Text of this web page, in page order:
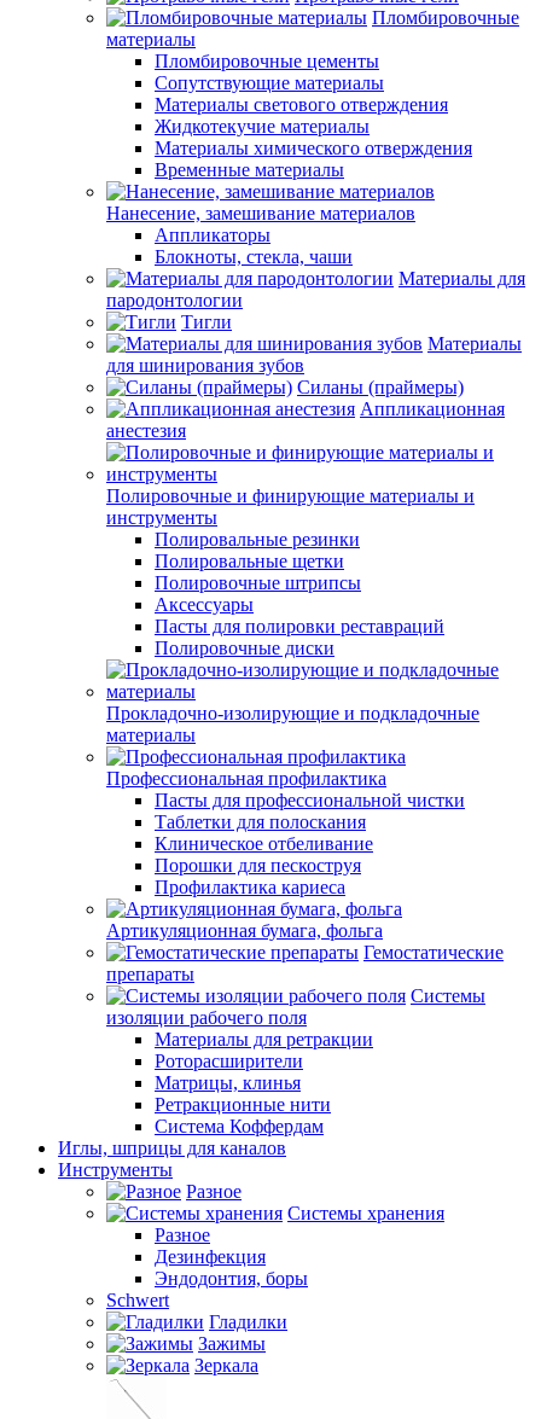
Пломбировочные
материалы
Пломбировочные цементы
Сопутствующие материалы
Материалы светового отверждения
Жидкотекучие материалы
Материалы химического отверждения
Временные материалы
Нанесение, замешивание материалов
Аппликаторы
Блокноты, стекла, чаши
Материалы для
пародонтологии
Тигли
Материалы
для шинирования зубов
Силаны (праймеры)
Аппликационная
анестезия
Полировочные и финирующие материалы и
инструменты
Полировальные резинки
Полировальные щетки
Полировочные штрипсы
Аксессуары
Пасты для полировки реставраций
Полировочные диски
Прокладочно-изолирующие и подкладочные
материалы
Профессиональная профилактика
Пасты для профессиональной чистки
Таблетки для полоскания
Клиническое отбеливание
Порошки для пескоструя
Профилактика кариеса
Артикуляционная бумага, фольга
Гемостатические
препараты
Системы
изоляции рабочего поля
Материалы для ретракции
Роторасширители
Матрицы, клинья
Ретракционные нити
Система Коффердам
Иглы, шприцы для каналов
Инструменты
Разное
Системы хранения
Разное
Дезинфекция
Эндодонтия, боры
Schwert
Гладилки
Зажимы
Зеркала